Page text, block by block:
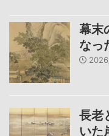
幕末
なっ
長老
いた